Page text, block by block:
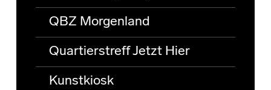
QBZ Morgenland
Quartierstreff Jetzt Hier
Kunstkiosk